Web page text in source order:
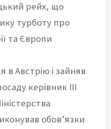
рейх, що
турботу про
та Європи
в Австрію і зайняв
керівник ІІІ
обов’язки